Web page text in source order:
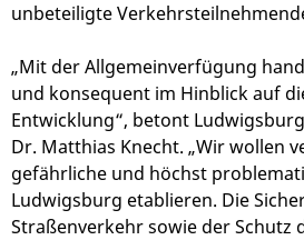
unbeteiligte
„Mit der Allgemeinverfügung
und konsequent im Hinblick auf
Entwicklung“, betont
Dr. Matthias Knecht. „Wir wollen
gefährliche und höchst
Ludwigsburg etablieren. Die
Straßenverkehr sowie der Schutz